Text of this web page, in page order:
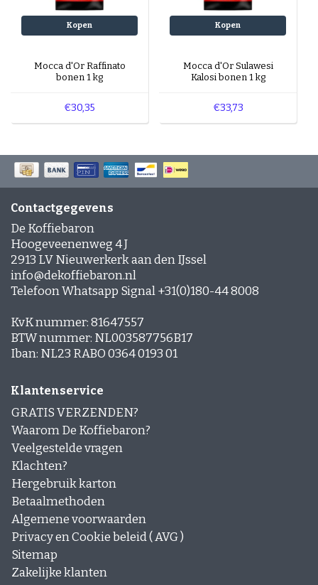
Kopen
Mocca d'Or Raffinato
bonen 1 kg
€30,35
Kopen
Mocca d'Or Sulawesi
Kalosi bonen 1 kg
€33,73
Contactgegevens
De Koffiebaron
Hoogeveenenweg 4 J
2913 LV Nieuwerkerk aan den IJssel
info@dekoffiebaron.nl
Telefoon Whatsapp Signal +31(0)180-44 8008
KvK nummer: 81647557
BTW nummer: NL003587756B17
Iban: NL23 RABO 0364 0193 01
Klantenservice
GRATIS VERZENDEN?
Waarom De Koffiebaron?
Veelgestelde vragen
Klachten?
Hergebruik karton
Betaalmethoden
Algemene voorwaarden
Privacy en Cookie beleid ( AVG )
Sitemap
Zakelijke klanten